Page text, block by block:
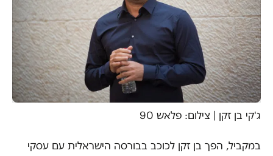
ג'קי בן זקן | צילום: פלאש 90
במקביל, הפך בן זקן לכוכב בבורסה הישראלית עם עסקי